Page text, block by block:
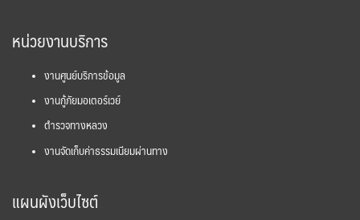
หน่วยงานบริการ
งานศูนย์บริการข้อมูล
งานกู้ภัยมอเตอร์เวย์
ตำรวจทางหลวง
งานจัดเก็บค่าธรรมเนียมผ่านทาง
แผนผังเว็บไซต์